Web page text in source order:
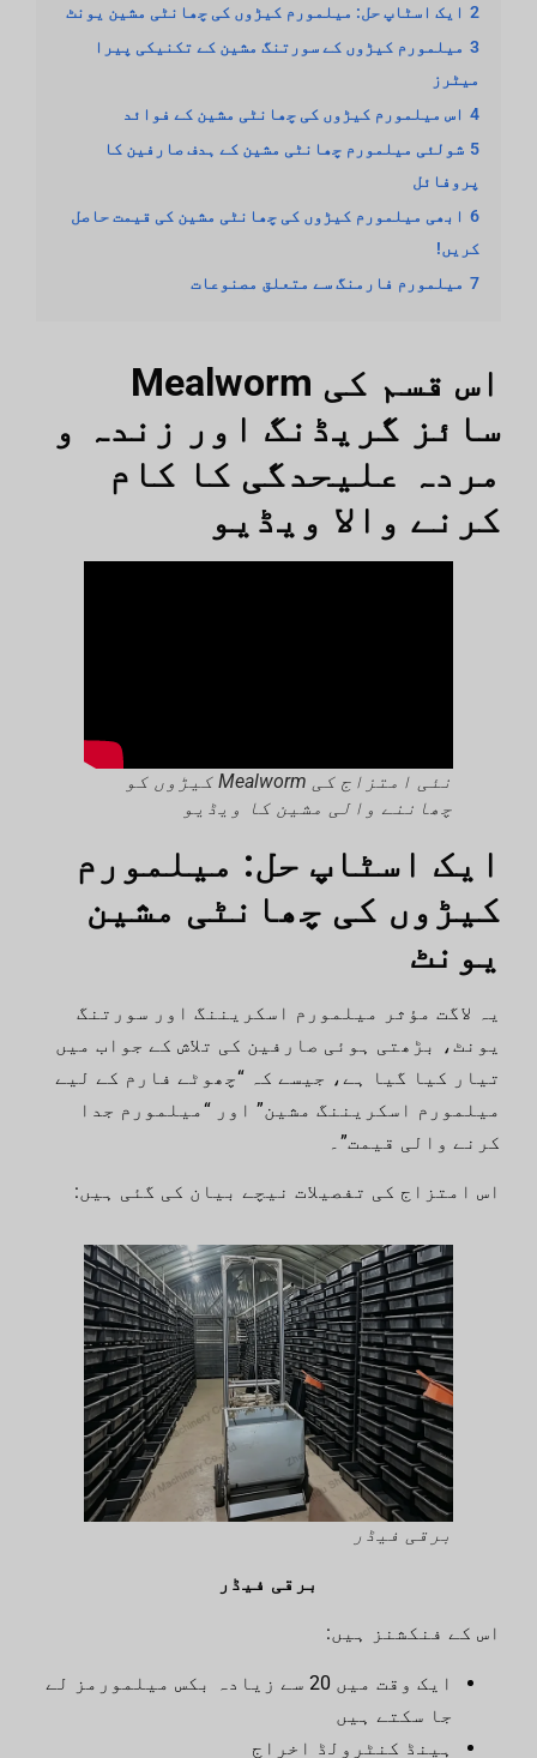
2 ایک اسٹاپ حل: میلمورم کیڑوں کی چھانٹی مشین یونٹ
3 میلمورم کیڑوں کے سورتنگ مشین کے تکنیکی پیرا
میٹرز
4 اس میلمورم کیڑوں کی چھانٹی مشین کے فوائد
5 شولئی میلمورم چھانٹی مشین کے ہدف صارفین کا
پروفائل
6 ابھی میلمورم کیڑوں کی چھانٹی مشین کی قیمت حاصل
کریں!
7 میلمورم فارمنگ سے متعلق مصنوعات
اس قسم کی Mealworm
سائز گریڈنگ اور زندہ و
مردہ علیحدگی کا کام
کرنے والا ویڈیو
نئی امتزاج کی Mealworm کیڑوں کو
چھاننے والی مشین کا ویڈیو
ایک اسٹاپ حل: میلمورم
کیڑوں کی چھانٹی مشین
یونٹ
یہ لاگت مؤثر میلمورم اسکریننگ اور سورتنگ
یونٹ، بڑھتی ہوئی صارفین کی تلاش کے جواب میں
تیار کیا گیا ہے، جیسے کہ “چھوٹے فارم کے لیے
میلمورم اسکریننگ مشین” اور “میلمورم جدا
کرنے والی قیمت”۔
اس امتزاج کی تفصیلات نیچے بیان کی گئی ہیں:
برقی فیڈر
برقی فیڈر
اس کے فنکشنز ہیں:
ایک وقت میں 20 سے زیادہ بکس میلمورمز لے
جا سکتے ہیں
ہینڈ کنٹرولڈ اخراج